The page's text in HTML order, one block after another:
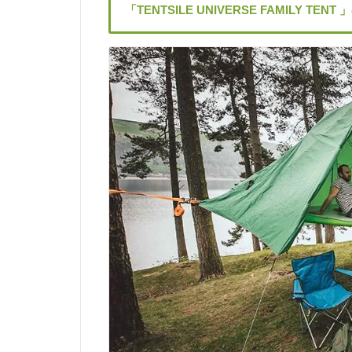
「TENTSILE UNIVERSE FAMILY TENT